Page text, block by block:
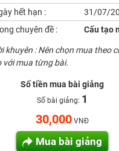
(13/11-15/11)
- Lý - Hóa - Văn - Anh năm 2018
Văn, Hóa, Anh, Lý với giáo viên
hết hạn :
31/07/
chuyên đề :
Cấu tạo
khuyên : Nên chọn mua theo
với mua từng bài.
Số tiền mua bài giảng
Số bài giảng: 1
30,000VNĐ
Mua bài giảng